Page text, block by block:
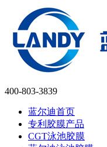
400-803-3839
蓝尔迪首页
专利胶膜产品
CGT泳池胶膜